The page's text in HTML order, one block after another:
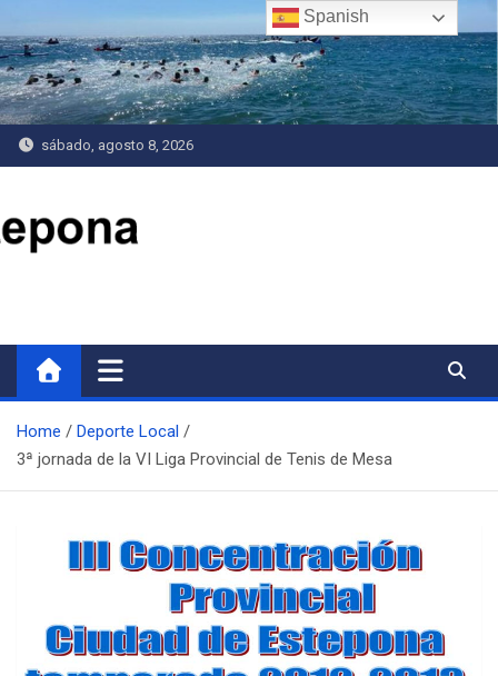
al
contenido
sábado, agosto 8, 2026
Home
Deporte Local
3ª jornada de la VI Liga Provincial de Tenis de Mesa
Spanish